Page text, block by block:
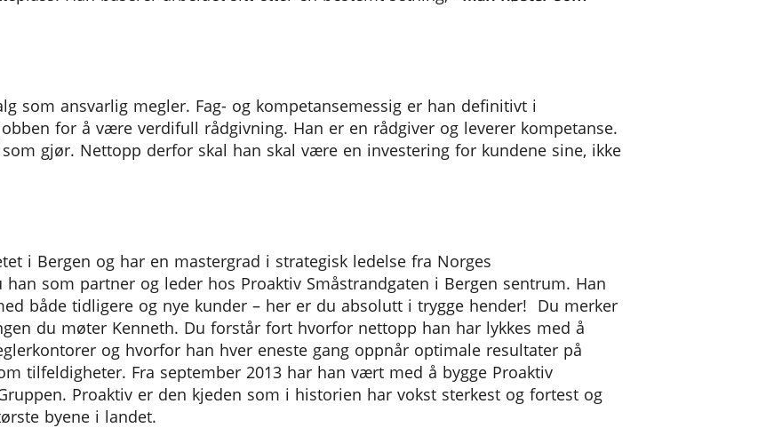
som ansvarlig megler. Fag- og kompetansemessig er han definitivt i
for å være verdifull rådgivning. Han er en rådgiver og leverer kompetanse.
gjør. Nettopp derfor skal han skal være en investering for kundene sine, ikke
i Bergen og har en mastergrad i strategisk ledelse fra Norges
som partner og leder hos Proaktiv Småstrandgaten i Bergen sentrum. Han
både tidligere og nye kunder – her er du absolutt i trygge hender! Du merker
du møter Kenneth. Du forstår fort hvorfor nettopp han har lykkes med å
og hvorfor han hver eneste gang oppnår optimale resultater på
tilfeldigheter. Fra september 2013 har han vært med å bygge Proaktiv
Proaktiv er den kjeden som i historien har vokst sterkest og fortest og
byene i landet.